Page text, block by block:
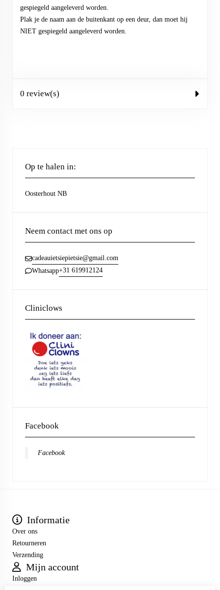
gespiegeld aangeleverd worden.
Plak je de naam aan de buitenkant op een deur, dan moet hij
NIET gespiegeld aangeleverd worden.
0 review(s)
Op te halen in:
Oosterhout NB
Neem contact met ons op
cadeauietsiepietsie@gmail.com
Whatsapp+31 619912124
Cliniclows
Facebook
Facebook
Informatie
Over ons
Retourneren
Verzending
Mijn account
Inloggen